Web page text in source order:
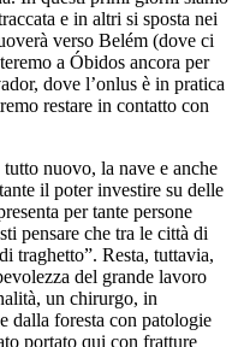
e in altri si sposta nei
verso Belém (dove ci
a Óbidos ancora per
dove l’onlus è in pratica
restare in contatto con
nuovo, la nave e anche
il poter investire su delle
per tante persone
pensare che tra le città di
traghetto”. Resta, tuttavia,
del grande lavoro
un chirurgo, in
dalla foresta con patologie
portato qui con fratture